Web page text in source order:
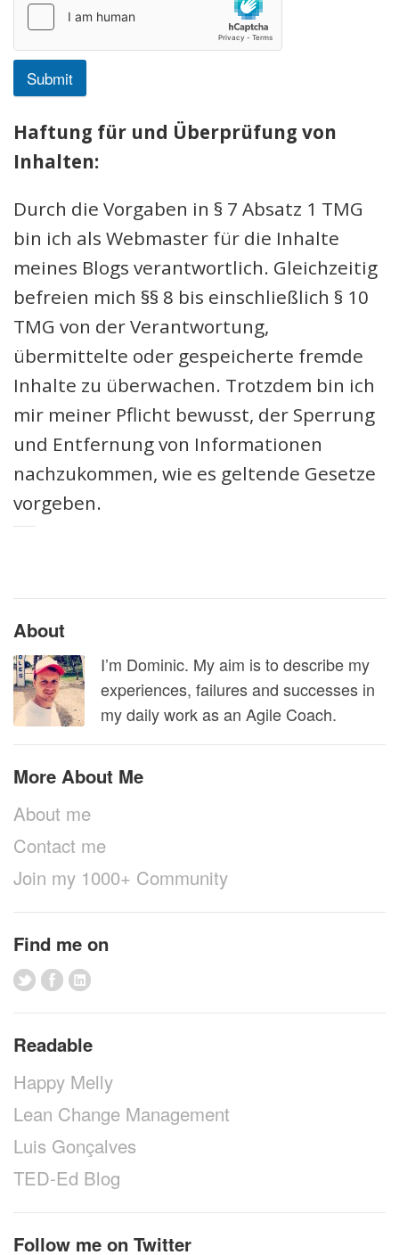
Submit
Haftung für und Überprüfung von
Inhalten:
Durch die Vorgaben in § 7 Absatz 1 TMG
bin ich als Webmaster für die Inhalte
meines Blogs verantwortlich. Gleichzeitig
befreien mich §§ 8 bis einschließlich § 10
TMG von der Verantwortung,
übermittelte oder gespeicherte fremde
Inhalte zu überwachen. Trotzdem bin ich
mir meiner Pflicht bewusst, der Sperrung
und Entfernung von Informationen
nachzukommen, wie es geltende Gesetze
vorgeben.
About
I’m Dominic. My aim is to describe my
experiences, failures and successes in
my daily work as an Agile Coach.
More About Me
About me
Contact me
Join my 1000+ Community
Find me on
Readable
Happy Melly
Lean Change Management
Luis Gonçalves
TED-Ed Blog
Follow me on Twitter